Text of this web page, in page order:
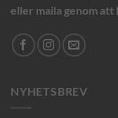
eller maila genom att
NYHETSBREV